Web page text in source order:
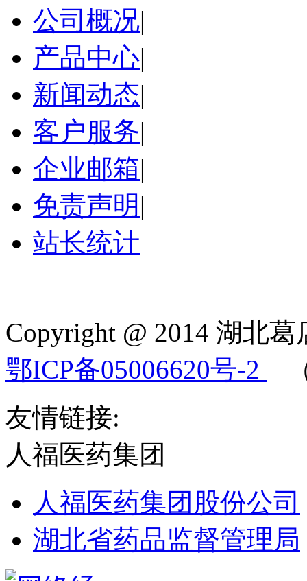
公司概况|
产品中心|
新闻动态|
客户服务|
企业邮箱|
免责声明 |
站长统计
Copyright @ 2014 湖北
鄂ICP备05006620号-2
友情链接:
人福医药集团
人福医药集团股份公司
湖北省药品监督管理局